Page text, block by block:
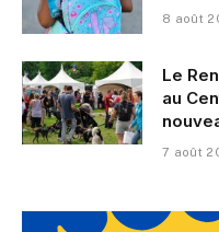
8 août
Le
au
7 août